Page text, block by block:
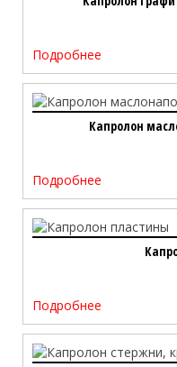
Подробнее
Капролон
Подробнее
Подробнее